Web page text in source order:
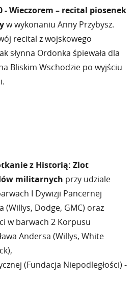
- Wieczorem – recital piosenek
w wykonaniu Anny Przybysz.
recital z wojskowego
słynna Ordonka śpiewała dla
Bliskim Wschodzie po wyjściu
z Historią: Zlot
militarnych przy udziale
I Dywizji Pancernej
(Willys, Dodge, GMC) oraz
w barwach 2 Korpusu
Andersa (Willys, White
(Fundacja Niepodległości) -